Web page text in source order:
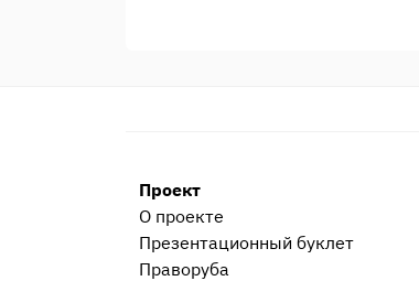
Проект
О проекте
Презентационный букл​ет
Праворуба